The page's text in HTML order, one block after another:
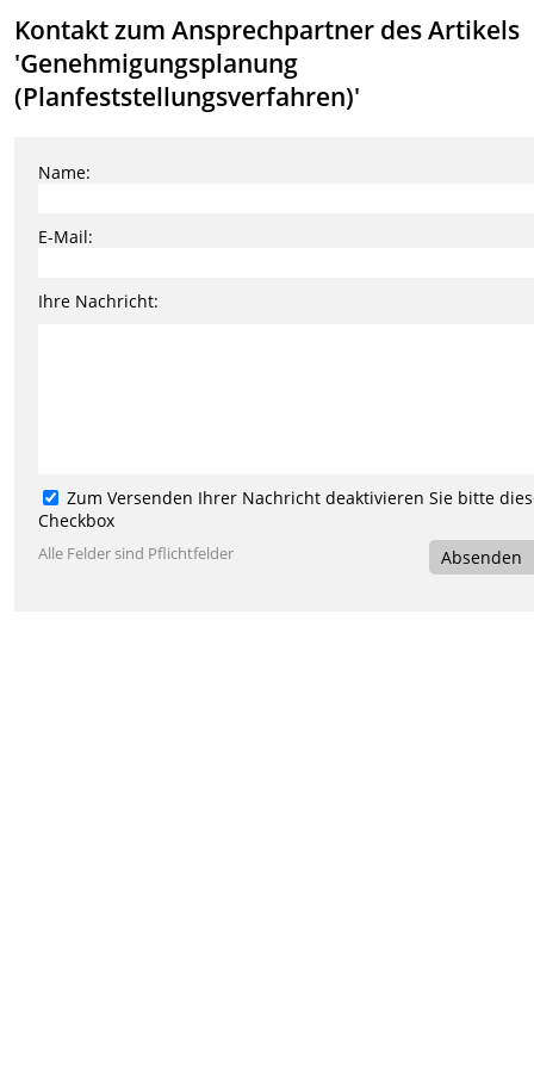
Kontakt zum Ansprechpartner des Artikels
'Genehmigungsplanung
(Planfeststellungsverfahren)'
Name:
E-Mail:
Ihre Nachricht:
Zum Versenden Ihrer Nachricht deaktivieren Sie bitte
Checkbox
Alle Felder sind Pflichtfelder Absenden